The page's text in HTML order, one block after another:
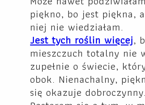
piękno, bo jest piękna,
niej nie wiedziałam.
Jest tych roślin więcej,
mieszczuch totalny nie
zupełnie o świecie,
obok. Nienachalny,
się okazuje dobroczynny.